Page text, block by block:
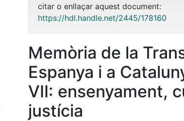
citar o enllaçar aquest document:
https://hdl.handle.net/2445/178160
Memòria de la
Espanya i a
VII: ensenyament,
justícia